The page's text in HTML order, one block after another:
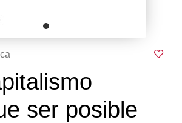
ser posible